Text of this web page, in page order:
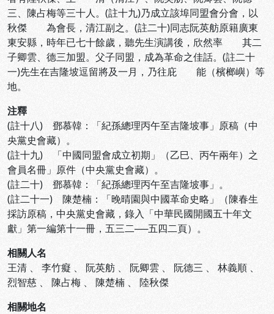
三、陳占梅等三十人。(註十九)乃成立該埠同盟會分會，以
秋傑 為會長，清江副之。(註二十)同志阮英舫原籍廣東
東安縣，時年已七十餘歲，聽先生演講後，欣然率 其二
子卿雲、德三加盟。父子同盟，成為革命之佳話。(註二十
一)先生在吉隆坡逗留將及一月，乃往庇 能（檳榔嶼）等
地。
注釋
(註十八) 鄧慕韓：「紀孫總理丙午至吉隆坡事」原稿（中
央黨史會藏）。
(註十九) 「中國同盟會成立初期」（乙巳、丙午兩年）之
會員名冊」原件（中央黨史會藏）。
(註二十) 鄧慕韓：「紀孫總理丙午至吉隆坡事」。
(註二十一) 陳楚楠：「晚晴園與中國革命史略」（陳春生
採訪原稿，中央黨史會藏，錄入「中華民國開國五十年文
獻」第一編第十一冊，五三二──五四二頁）。
相關人名
王清 、 李竹癡 、 阮英舫 、 阮卿雲 、 阮德三 、 林義順 、
烈智慈 、 陳占梅 、 陳楚楠 、 陸秋傑
相關地名